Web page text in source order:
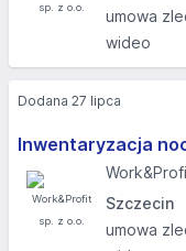
umowa
wideo
Inwentaryzacja
Szczecin
umowa
Dodana 27 lipca